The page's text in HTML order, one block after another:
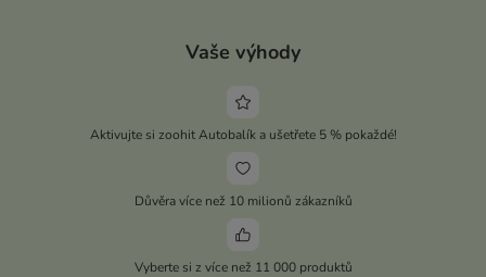
Vaše výhody
Aktivujte si zoohit Autobalík a ušetřete 5 % pokaždé!
Důvěra více než 10 milionů zákazníků
Vyberte si z více než 11 000 produktů